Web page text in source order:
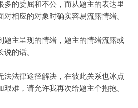
多的委屈和不公，而从题主的表达里
相应的对象时确实容易流露情绪。
题主呈现的情绪，题主的情绪流露或
的话。
法法律途径解决，在彼此关系也冰点
难，请允许我再次给题主个抱抱。